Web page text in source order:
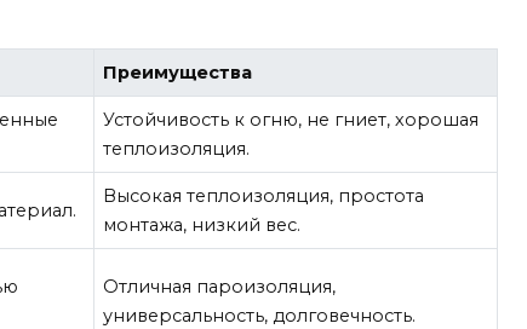
Преимущества
Устойчивость к огню, не гниет, хорошая
теплоизоляция.
Высокая теплоизоляция, простота
монтажа, низкий вес.
Отличная пароизоляция,
универсальность, долговечность.